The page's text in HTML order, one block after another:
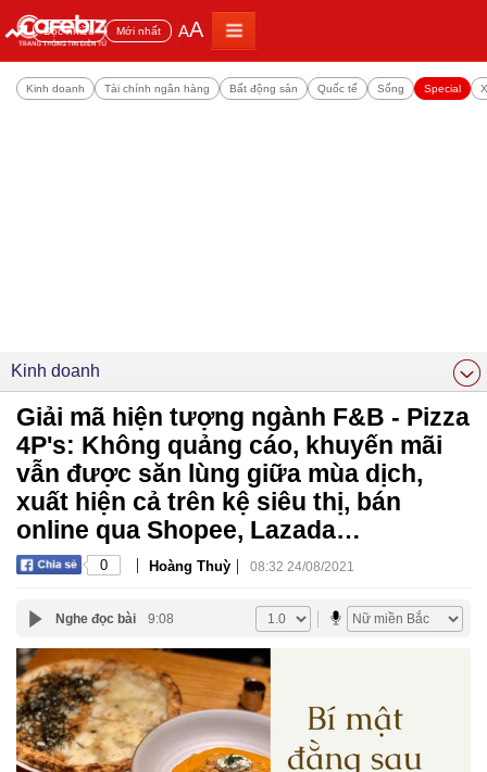
Đọc nhiều Mới nhất AA
Kinh doanh Tài chính ngân hàng Bất động sản Quốc tế Sống Special
Kinh doanh
Giải mã hiện tượng ngành F&B - Pizza
4P's: Không quảng cáo, khuyến mãi
vẫn được săn lùng giữa mùa dịch,
xuất hiện cả trên kệ siêu thị, bán
online qua Shopee, Lazada…
0 | Hoàng Thuỳ | 08:32 24/08/2021
Nghe đọc bài 9:08